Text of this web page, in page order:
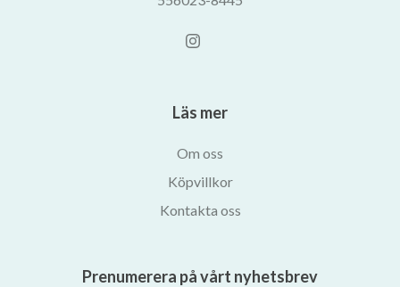
Läs mer
Om oss
Köpvillkor
Kontakta oss
Prenumerera på vårt nyhetsbrev